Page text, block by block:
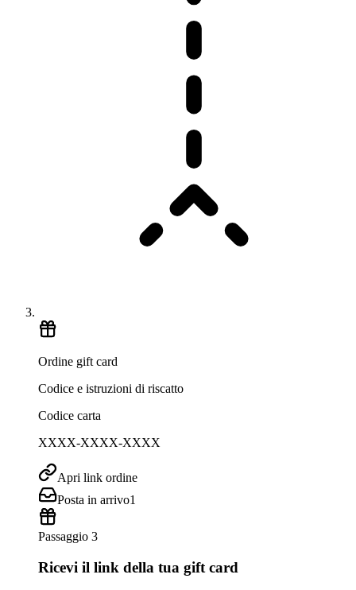
Ordine gift card
Codice e istruzioni di riscatto
Codice carta
XXXX-XXXX-XXXX
Apri link ordine
Posta in arrivo1
Passaggio 3
Ricevi il link della tua gift card